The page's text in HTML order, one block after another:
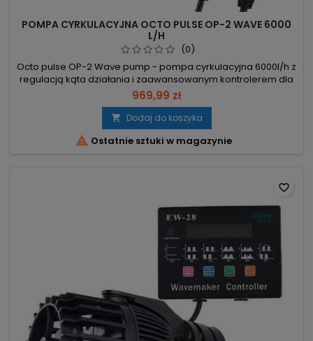
POMPA CYRKULACYJNA OCTO PULSE OP-2 WAVE 6000
L/H
(0)
Octo pulse OP-2 Wave pump - pompa cyrkulacyjna 6000l/h z
regulacją kąta działania i zaawansowanym kontrolerem dla
entuzjastów akwarystyki. Wydajność 6000 l/h (regulowana
30–100%) – silna, płynna cyrkulacja w 8 trybach. Moc 5–10W –
niskie zużycie energii zależne od ustawienia. Dla akwarium
80–300 l (40–100 cm szer.) – maks. grubość szyby 12 mm....
969,99 zł
 Dodaj do koszyka
 Ostatnie sztuki w magazynie
favorite_border